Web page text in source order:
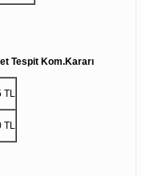
Tespit Kom.Kararı
TL